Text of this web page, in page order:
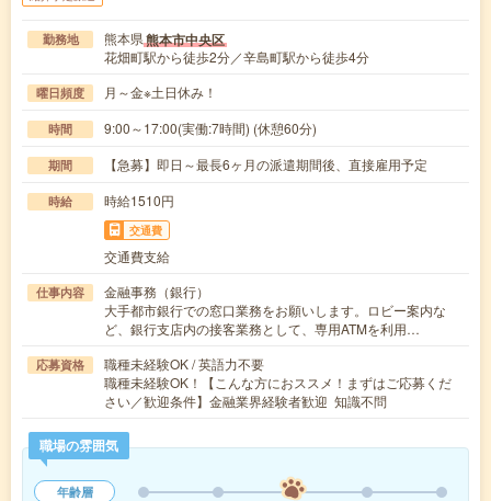
勤務地 熊本県熊本市中央区
花畑町駅から徒歩2分／辛島町駅から徒歩4分
曜日頻度 月～金※土日休み！
時間 9:00～17:00(実働:7時間) (休憩60分)
期間 【急募】即日～最長6ヶ月の派遣期間後、直接雇用予定
時給 時給1510円
交通費
交通費支給
仕事内容
金融事務（銀行）
大手都市銀行での窓口業務をお願いします。ロビー案内な
ど、銀行支店内の接客業務として、専用ATMを利用…
応募資格
職種未経験OK / 英語力不要
職種未経験OK！【こんな方におススメ！まずはご応募くだ
さい／歓迎条件】金融業界経験者歓迎 知識不問
職場の雰囲気
年齢層